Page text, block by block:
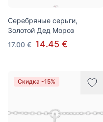
Серебряные серьги,
Золотой Дед Мороз
17.00 € 14.45 €
Скидка -15%